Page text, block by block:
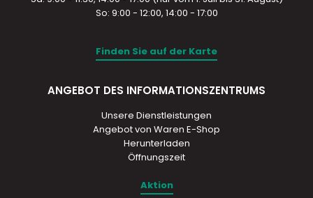
So: 9:00 - 12:00, 14:00 - 17:00
Finden Sie auf der Karte
ANGEBOT DES INFORMATIONSZENTRUMS
Unsere Dienstleistungen
Angebot von Waren E-Shop
Herunterladen
Öffnungszeit
Aktion